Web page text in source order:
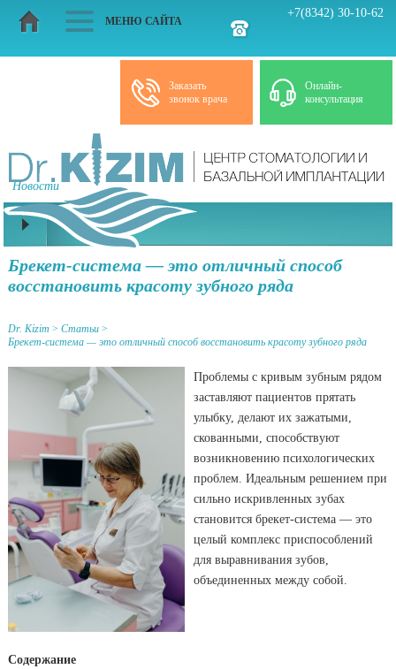
+7(8342) 30-10-62
МЕНЮ САЙТА
Онлайн-
консультация
Заказать
звонок врача
Новости
Статьи
Брекет-система — это отличный способ
восстановить красоту зубного ряда
Dr. Kizim >Статьи >
Брекет-система — это отличный способ восстановить красоту зубного ряда
Проблемы с кривым зубным рядом
заставляют пациентов прятать
улыбку, делают их зажатыми,
скованными, способствуют
возникновению психологических
проблем. Идеальным решением при
сильно искривленных зубах
становится брекет-система — это
целый комплекс приспособлений
для выравнивания зубов,
объединенных между собой.
Содержание